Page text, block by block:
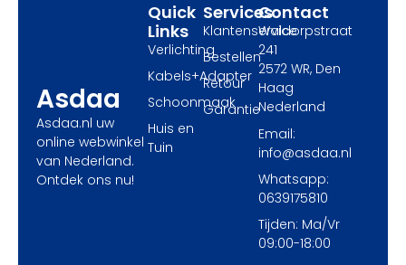
Asdaa
Asdaa.nl uw
online webwinkel
van Nederland.
Ontdek ons nu!
Services
Klantenservice
Bestellen
Retour
Garantie
Quick
Links
Verlichting
Kabels+Adapter
Schoonmaak
Huis en
Tuin
Contact
Waldorpstraat
241
2572 WR, Den
Haag
Nederland
Email:
info@asdaa.nl
Whatsapp:
0639175810
Tijden: Ma/Vr
09:00-18:00